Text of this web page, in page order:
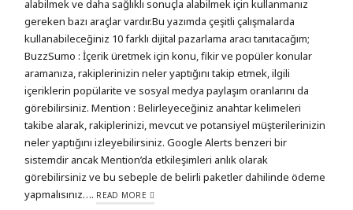
alabilmek ve daha sağlıklı sonuçla alabilmek için kullanmanız
gereken bazı araçlar vardır.Bu yazımda çeşitli çalışmalarda
kullanabileceğiniz 10 farklı dijital pazarlama aracı tanıtacağım;
BuzzSumo : İçerik üretmek için konu, fikir ve popüler konular
aramanıza, rakiplerinizin neler yaptığını takip etmek, ilgili
içeriklerin popülarite ve sosyal medya paylaşım oranlarını da
görebilirsiniz. Mention : Belirleyeceğiniz anahtar kelimeleri
takibe alarak, rakiplerinizi, mevcut ve potansiyel müşterilerinizin
neler yaptığını izleyebilirsiniz. Google Alerts benzeri bir
sistemdir ancak Mention’da etkileşimleri anlık olarak
görebilirsiniz ve bu sebeple de belirli paketler dahilinde ödeme
yapmalısınız…. READ MORE